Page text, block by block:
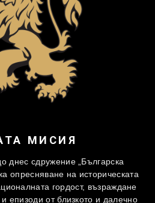
МИСИЯ
днес сдружение „Българска
опресняване на историческата
гордост, възраждане
епизоди от близкото и далечно